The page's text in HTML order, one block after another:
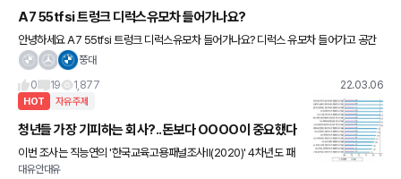
A7 55tfsi 트렁크 디럭스유모차 들어가나요?
안녕하세요 A7 55tfsi 트렁크 디럭스유모차 들어가나요? 디럭스 유모차 들어가고 공간
이 얼마나 남는지도 궁금합니다 추가로 골프백은 몇개나 들어가나요? 530i 보다 트렁크
쭝대
0
19 1,877 22.03.06
HOT 자유주제
청년들 가장 기피하는 회사?..돈보다 OOOO이 중요했다
이번 조사는 직능연의 '한국교육고용패널조사Ⅱ(2020)' 4차년도 패
널 조사 자료 중 응답자 8353명을 대상으로 했다. 이번 조사 결과,
대유안대유